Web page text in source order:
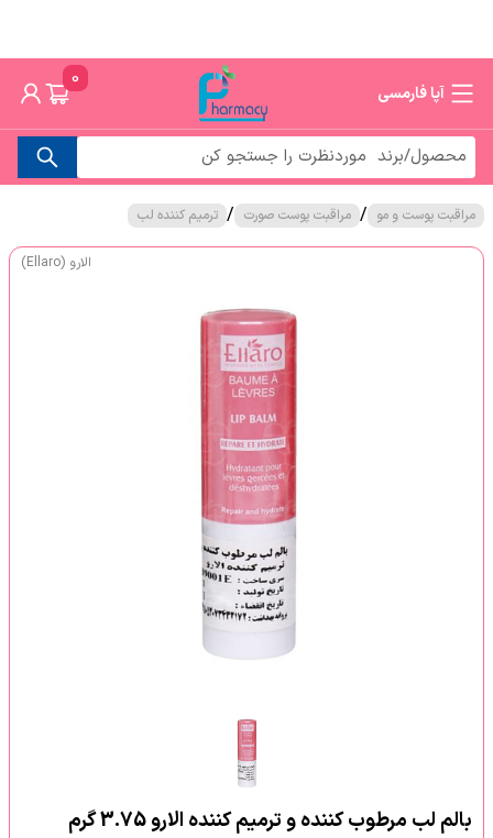
آپا فارمسی
0
مراقبت پوست و مو / مراقبت پوست صورت / ترمیم کننده لب
الارو (Ellaro)
بالم لب مرطوب کننده و ترمیم کننده الارو 3.75 گرم